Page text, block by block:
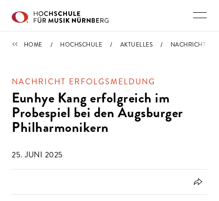
NACHRICHTEN
HOME HOCHSCHULE AKTUELLES NACHRICHT
NACHRICHT ERFOLGSMELDUNG
Eunhye Kang erfolgreich im
Probespiel bei den Augsburger
Philharmonikern
25. JUNI 2025